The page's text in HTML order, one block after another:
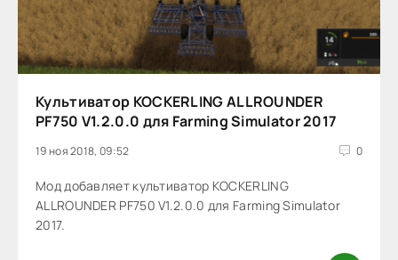
Культиватор KOCKERLING ALLROUNDER
PF750 V1.2.0.0 для Farming Simulator 2017
19 ноя 2018, 09:52 0
Мод добавляет культиватор KOCKERLING
ALLROUNDER PF750 V1.2.0.0 для Farming Simulator
2017.